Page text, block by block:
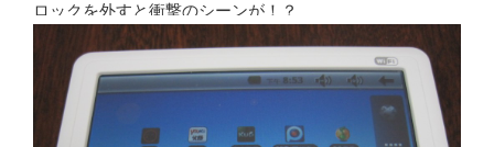
ロックを外すと衝撃のシーンが！？